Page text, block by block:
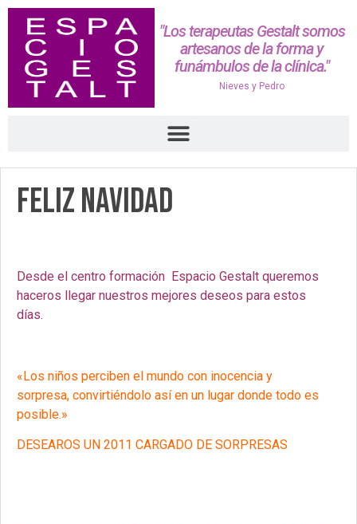
"Los terapeutas Gestalt somos
artesanos de la forma y
funámbulos de la clínica."
Nieves y Pedro
FELIZ NAVIDAD
Desde el centro formación Espacio Gestalt queremos
haceros llegar nuestros mejores deseos para estos
días.
«Los niños perciben el mundo con inocencia y
sorpresa, convirtiéndolo así en un lugar donde todo es
posible.»
DESEAROS UN 2011 CARGADO DE SORPRESAS